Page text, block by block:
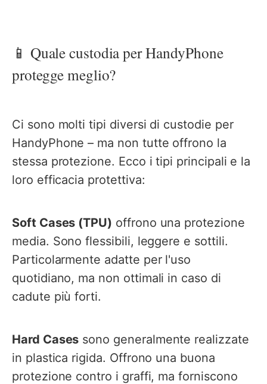
📱 Quale custodia per HandyPhone
protegge meglio?
Ci sono molti tipi diversi di custodie per
HandyPhone – ma non tutte offrono la
stessa protezione. Ecco i tipi principali e la
loro efficacia protettiva:
Soft Cases (TPU) offrono una protezione
media. Sono flessibili, leggere e sottili.
Particolarmente adatte per l'uso
quotidiano, ma non ottimali in caso di
cadute più forti.
Hard Cases sono generalmente realizzate
in plastica rigida. Offrono una buona
protezione contro i graffi, ma forniscono